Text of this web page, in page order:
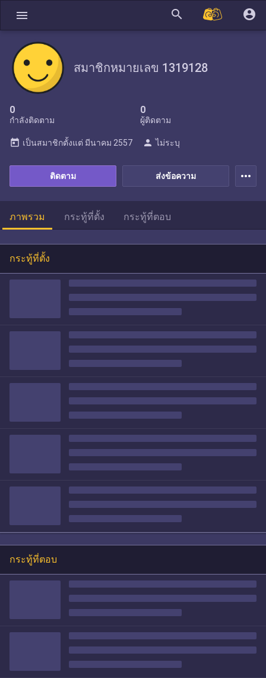
menu search account_circle
สมาชิกหมายเลข 1319128
0
กำลังติดตาม
0
ผู้ติดตาม
ส่งข้อความ
ติดตาม
today เป็นสมาชิกตั้งแต่ มีนาคม 2557 person ไม่ระบุ
more_horiz
ภาพรวม กระทู้ที่ตั้ง กระทู้ที่ตอบ
กระทู้ที่ตั้ง
กระทู้ที่ตอบ